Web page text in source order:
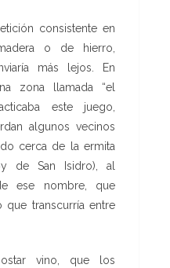
consistente en
o de hierro,
más lejos. En
zona llamada “el
este juego,
algunos vecinos
cerca de la ermita
de San Isidro), al
ese nombre, que
que transcurría entre
vino, que los